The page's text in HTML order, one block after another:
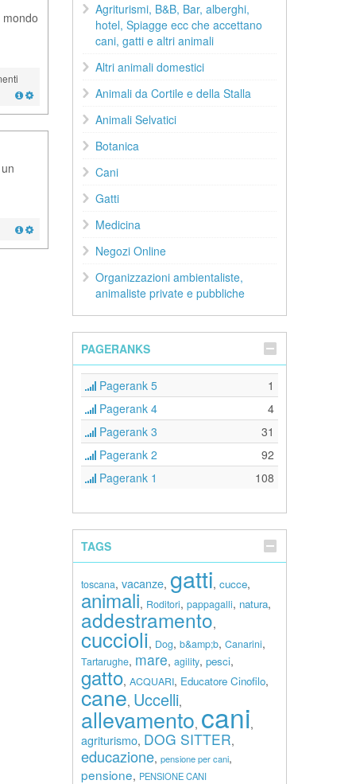
Agriturismi, B&B, Bar, alberghi,
hotel, Spiagge ecc che accettano
cani, gatti e altri animali
Altri animali domestici
Animali da Cortile e della Stalla
Animali Selvatici
Botanica
Cani
Gatti
Medicina
Negozi Online
Organizzazioni ambientaliste,
animaliste private e pubbliche
PAGERANKS
Pagerank 5
1
Pagerank 4
4
Pagerank 3
31
Pagerank 2
92
Pagerank 1
108
TAGS
toscana, vacanze, gatti, cucce,
animali, Roditori, pappagalli, natura,
addestramento,
cuccioli, Dog, b&amp;b, Canarini,
Tartarughe, mare, agility, pesci,
gatto, ACQUARI, Educatore Cinofilo,
cane, Uccelli,
allevamento, cani,
agriturismo, DOG SITTER,
educazione, pensione per cani,
pensione, PENSIONE CANI